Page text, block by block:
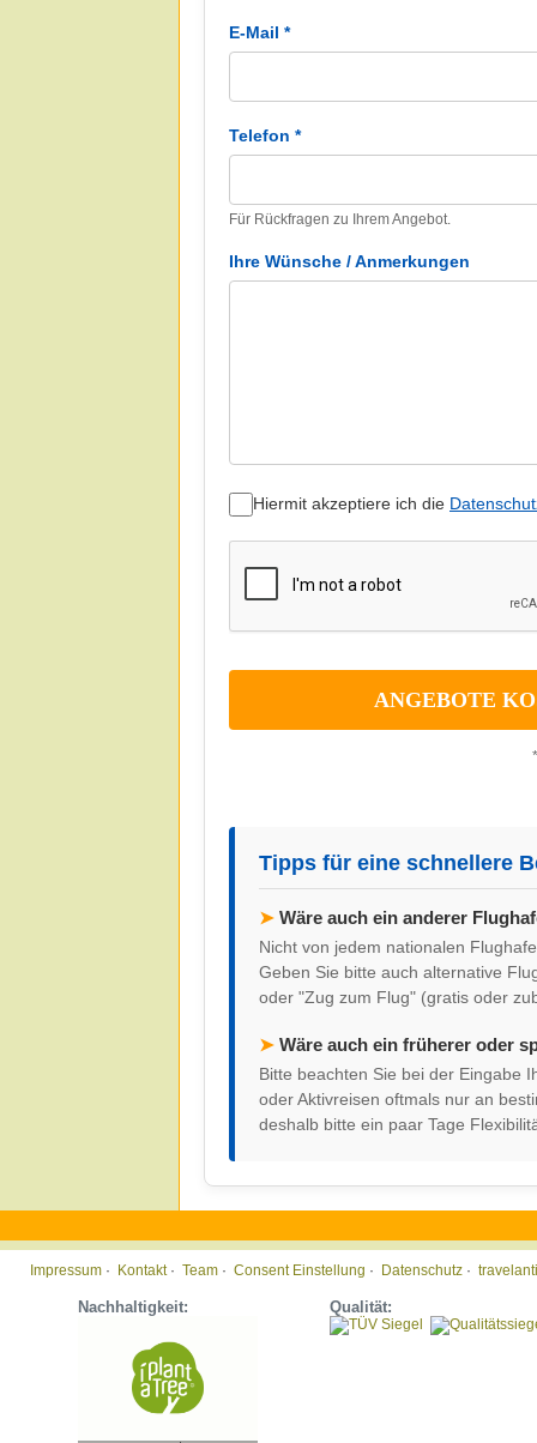
E-Mail *
Telefon *
Für Rückfragen zu Ihrem Angebot.
Ihre Wünsche / Anmerkungen
Hiermit akzeptiere ich die
Tipps für eine schnellere
➤ Wäre auch ein anderer
Nicht von jedem nationalen
Geben Sie bitte auch alternative
oder "Zug zum Flug" (gratis oder
➤ Wäre auch ein früherer oder
Bitte beachten Sie bei der Eingabe
oder Aktivreisen oftmals nur an
deshalb bitte ein paar Tage
Impressum · Kontakt· Team · Consent Einstellung · Datenschutz ·
Nachhaltigkeit: Qualität: